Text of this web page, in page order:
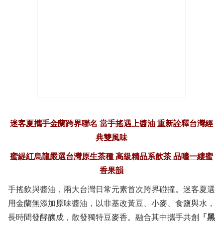
迷客夏攜手金蘭跨界聯名 當手搖遇上醬油 重新詮釋台灣經
典雙風味
蜜緹紅烏龍嚴選台灣原生茶種 高級精品系飲茶 品嚐一縷蜜
香果韻
手搖飲與醬油，兩大台灣日常元素首次跨界碰撞。迷客夏選
用金蘭無添加原味醬油，以非基改黃豆、小麥、食鹽與水，
長時間發酵釀成，散發獨特豆麥香。融合其中攜手共創 「黑